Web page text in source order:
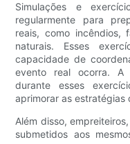
Simulações e
regularmente para
reais, como incêndios,
naturais. Esses
capacidade de
evento real ocorra. A
durante esses
aprimorar as estratégias
Além disso,
submetidos aos